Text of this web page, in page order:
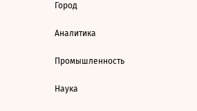
Город
Аналитика
Промышленность
Наука